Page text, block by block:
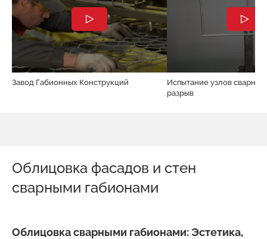
Завод Габионных Конструкций
Испытание узлов сварной
разрыв
Облицовка фасадов и стен
сварными габионами
Облицовка сварными габионами: Эстетика,